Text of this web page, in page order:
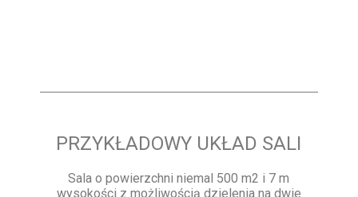
PRZYKŁADOWY UKŁAD SALI
Sala o powierzchni niemal 500 m2 i 7 m
wysokości z możliwością dzielenia na dwie